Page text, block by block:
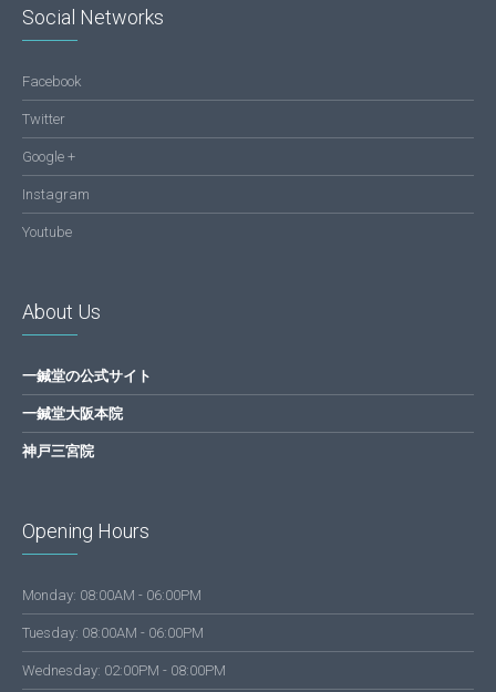
Social Networks
Facebook
Twitter
Google +
Instagram
Youtube
About Us
一鍼堂の公式サイト
一鍼堂大阪本院
神戸三宮院
Opening Hours
Monday: 08:00AM - 06:00PM
Tuesday: 08:00AM - 06:00PM
Wednesday: 02:00PM - 08:00PM